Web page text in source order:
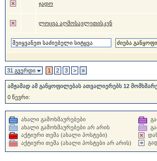
ჯადო
ლოცვა აღმოსავლეთისკენ
31 გვერდი 1 2 3 > »
ამჟამად ამ განყოფილებას ათვალიერებს 12
0 წევრი:
ახალი გამოხმაურებები
ახალი გამოხმაურებები არ არის
აქტიური თემა (ახალი პოსტები)
აქტიური თემა (ახალი პოსტები არ არის)